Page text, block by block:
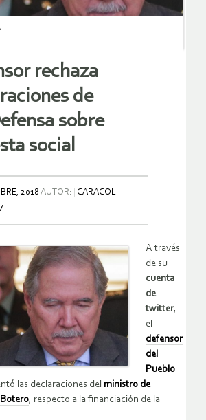
rechaza
de
sobre
social
2018 AUTOR:
CARACOL
A través
de su
cuenta
de
twitter,
el
defensor
del
Pueblo
las declaraciones del ministro de
, respecto a la financiación de la